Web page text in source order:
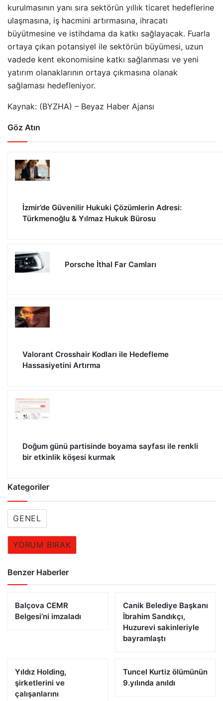
kurulmasının yanı sıra sektörün yıllık ticaret hedeflerine
ulaşmasına, iş hacmini artırmasına, ihracatı
büyütmesine ve istihdama da katkı sağlayacak. Fuarla
ortaya çıkan potansiyel ile sektörün büyümesi, uzun
vadede kent ekonomisine katkı sağlanması ve yeni
yatırım olanaklarının ortaya çıkmasına olanak
sağlaması hedefleniyor.
Kaynak: (BYZHA) – Beyaz Haber Ajansı
Göz Atın
İzmir’de Güvenilir Hukuki Çözümlerin Adresi:
Türkmenoğlu & Yılmaz Hukuk Bürosu
Porsche İthal Far Camları
Valorant Crosshair Kodları ile Hedefleme
Hassasiyetini Artırma
Doğum günü partisinde boyama sayfası ile renkli
bir etkinlik köşesi kurmak
Kategoriler
GENEL
YORUM BIRAK
Benzer Haberler
Balçova CEMR
Belgesi’ni imzaladı
Canik Belediye Başkanı
İbrahim Sandıkçı,
Huzurevi sakinleriyle
bayramlaştı
Yıldız Holding,
şirketlerini ve
çalışanlarını
Tuncel Kurtiz ölümünün
9.yılında anıldı